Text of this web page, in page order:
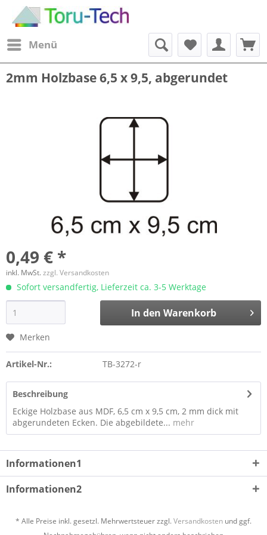
Menü
2mm Holzbase 6,5 x 9,5, abgerundet
0,49 € *
inkl. MwSt.zzgl. Versandkosten
Sofort versandfertig, Lieferzeit ca. 3-5 Werktage
In den Warenkorb
Merken
Artikel-Nr.: TB-3272-r
Beschreibung
Eckige Holzbase aus MDF, 6,5 cm x 9,5 cm, 2 mm dick mit
abgerundeten Ecken. Die abgebildete... mehr
Informationen1
Informationen2
* Alle Preise inkl. gesetzl. Mehrwertsteuer zzgl.Versandkosten und ggf.